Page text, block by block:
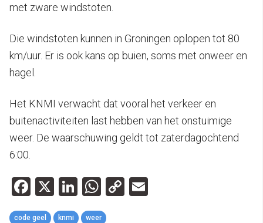
met zware windstoten.
Die windstoten kunnen in Groningen oplopen tot 80
km/uur. Er is ook kans op buien, soms met onweer en
hagel.
Het KNMI verwacht dat vooral het verkeer en
buitenactiviteiten last hebben van het onstuimige
weer. De waarschuwing geldt tot zaterdagochtend
6:00.
Facebook
X LinkedIn
WhatsApp
Copy
code geel knmi weer